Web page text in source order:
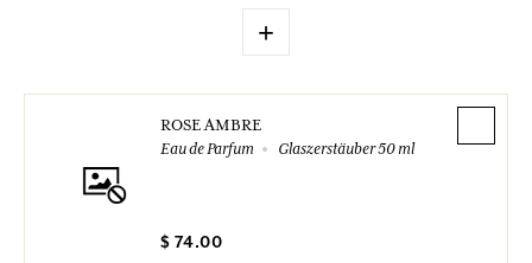
+
ROSE AMBRE
Eau de Parfum
Glaszerstäuber 50 ml
$ 74.00